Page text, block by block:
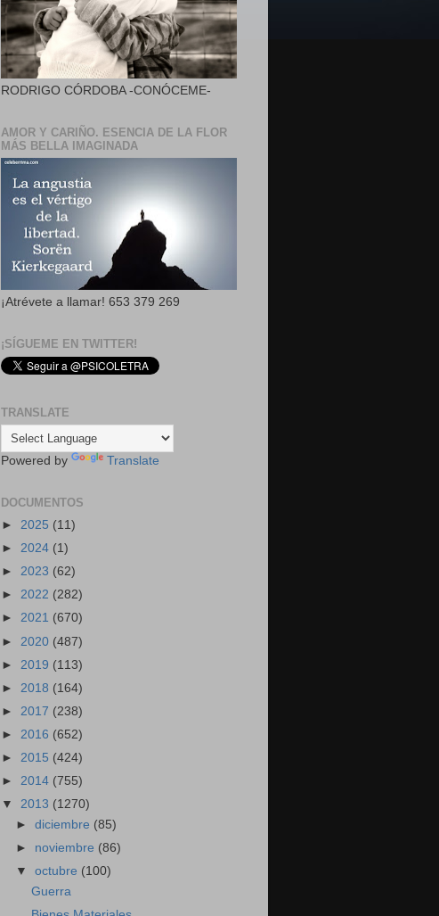
RODRIGO CÓRDOBA -CONÓCEME-
AMOR Y CARIÑO. ESENCIA DE LA FLOR
MÁS BELLA IMAGINADA
¡Atrévete a llamar! 653 379 269
¡SÍGUEME EN TWITTER!
TRANSLATE
Powered by Translate
DOCUMENTOS
► 2025 (11)
► 2024 (1)
► 2023 (62)
► 2022 (282)
► 2021 (670)
► 2020 (487)
► 2019 (113)
► 2018 (164)
► 2017 (238)
► 2016 (652)
► 2015 (424)
► 2014 (755)
▼ 2013 (1270)
►diciembre (85)
► noviembre (86)
▼octubre (100)
Guerra